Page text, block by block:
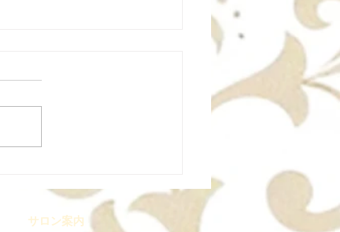
トメントコース
サロン案内